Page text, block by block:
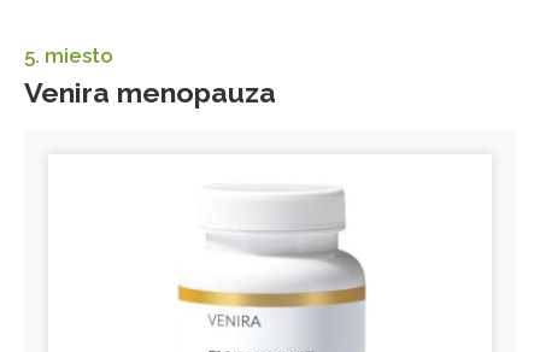
5. miesto
Venira menopauza